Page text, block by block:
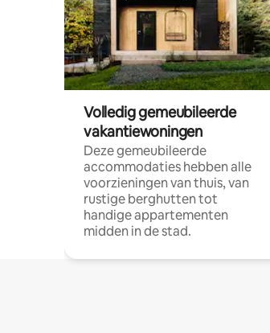
Volledig gemeubileerde
vakantiewoningen
Deze gemeubileerde
accommodaties hebben alle
voorzieningen van thuis, van
rustige berghutten tot
handige appartementen
midden in de stad.